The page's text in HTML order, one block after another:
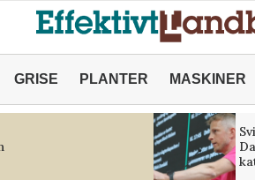
GRISE PLANTER MASKINER